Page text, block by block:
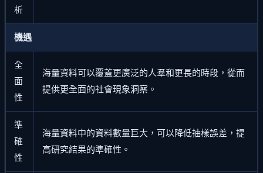
析
機遇
全
面
性
海量資料可以覆蓋更廣泛的人羣和更長的時段，從而
提供更全面的社會現象洞察。
準
確
性
海量資料中的資料數量巨大，可以降低抽樣誤差，提
高研究結果的準確性。